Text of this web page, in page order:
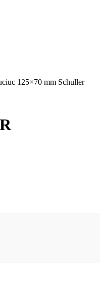
125×70 mm Schuller